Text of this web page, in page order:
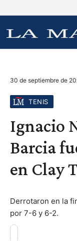
30 de septiembre de
TENIS
Ignacio
Barcia
en Clay
Derrotaron en la
por 7-6 y 6-2.